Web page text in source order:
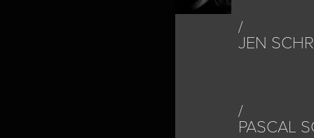
JEN
PASCAL